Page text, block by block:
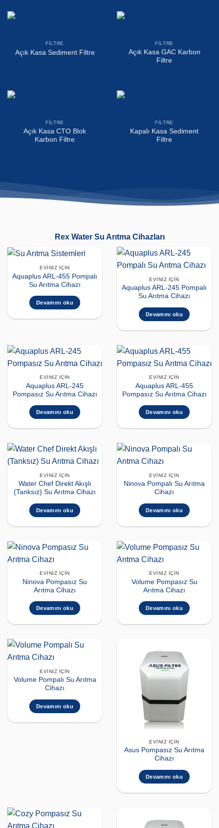
FILTRE
Açık Kasa Sediment Filtre
FILTRE
Açık Kasa GAC Karbon
Filtre
FILTRE
Açık Kasa CTO Blok
Karbon Filtre
FILTRE
Kapalı Kasa Sediment
Filtre
Rex Water Su Arıtma Cihazları
EVINIZ İÇIN
Aquaplus ARL-455 Pompalı
Su Arıtma Cihazı
Devamını oku
EVINIZ İÇIN
Aquaplus ARL-245 Pompalı
Su Arıtma Cihazı
Devamını oku
EVINIZ İÇIN
Aquaplus ARL-245
Pompasız Su Arıtma Cihazı
Devamını oku
EVINIZ İÇIN
Aquaplus ARL-455
Pompasız Su Arıtma Cihazı
Devamını oku
EVINIZ İÇIN
Water Chef Direkt Akışlı
(Tanksız) Su Arıtma Cihazı
Devamını oku
EVINIZ İÇIN
Ninova Pompalı Su Arıtma
Cihazı
Devamını oku
EVINIZ İÇIN
Ninova Pompasız Su
Arıtma Cihazı
Devamını oku
EVINIZ İÇIN
Volume Pompasız Su
Arıtma Cihazı
Devamını oku
EVINIZ İÇIN
Volume Pompalı Su Arıtma
Cihazı
Devamını oku
EVINIZ İÇIN
Asus Pompasız Su Arıtma
Cihazı
Devamını oku